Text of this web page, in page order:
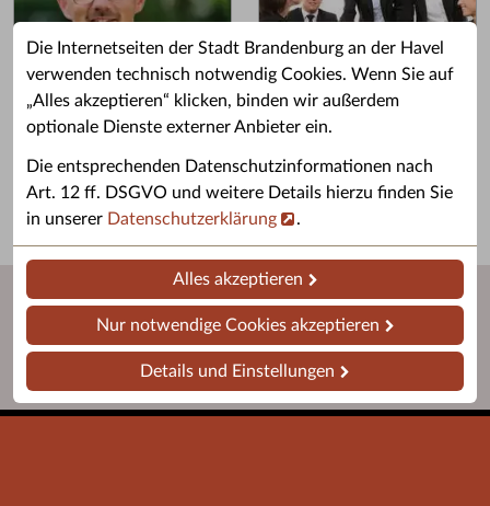
Die Internetseiten der Stadt Brandenburg an der Havel
verwenden technisch notwendig Cookies. Wenn Sie auf
„Alles akzeptieren“ klicken, binden wir außerdem
optionale Dienste externer Anbieter ein.
Die entsprechenden Datenschutzinformationen nach
Art. 12 ff. DSGVO und weitere Details hierzu finden Sie
in unserer Datenschutzerklärung .
Alles akzeptieren
Nur notwendige Cookies akzeptieren
Details und Einstellungen
Grußwort des OB